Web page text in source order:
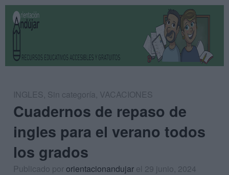
INGLES, Sin categoría, VACACIONES
Cuadernos de repaso de
ingles para el verano todos
los grados
Publicado pororientacionandujar el 29 junio, 2024